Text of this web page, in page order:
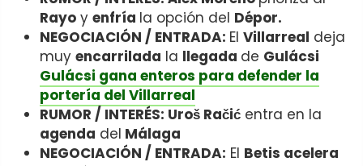
Rayo y enfría la opción del Dépor.
NEGOCIACIÓN / ENTRADA: El Villarreal deja
muy encarrilada la llegada de Gulácsi
Gulácsi gana enteros para defender la
portería del Villarreal
RUMOR / INTERÉS: Uroš Račić entra en la
agenda del Málaga
NEGOCIACIÓN / ENTRADA: El Betis acelera